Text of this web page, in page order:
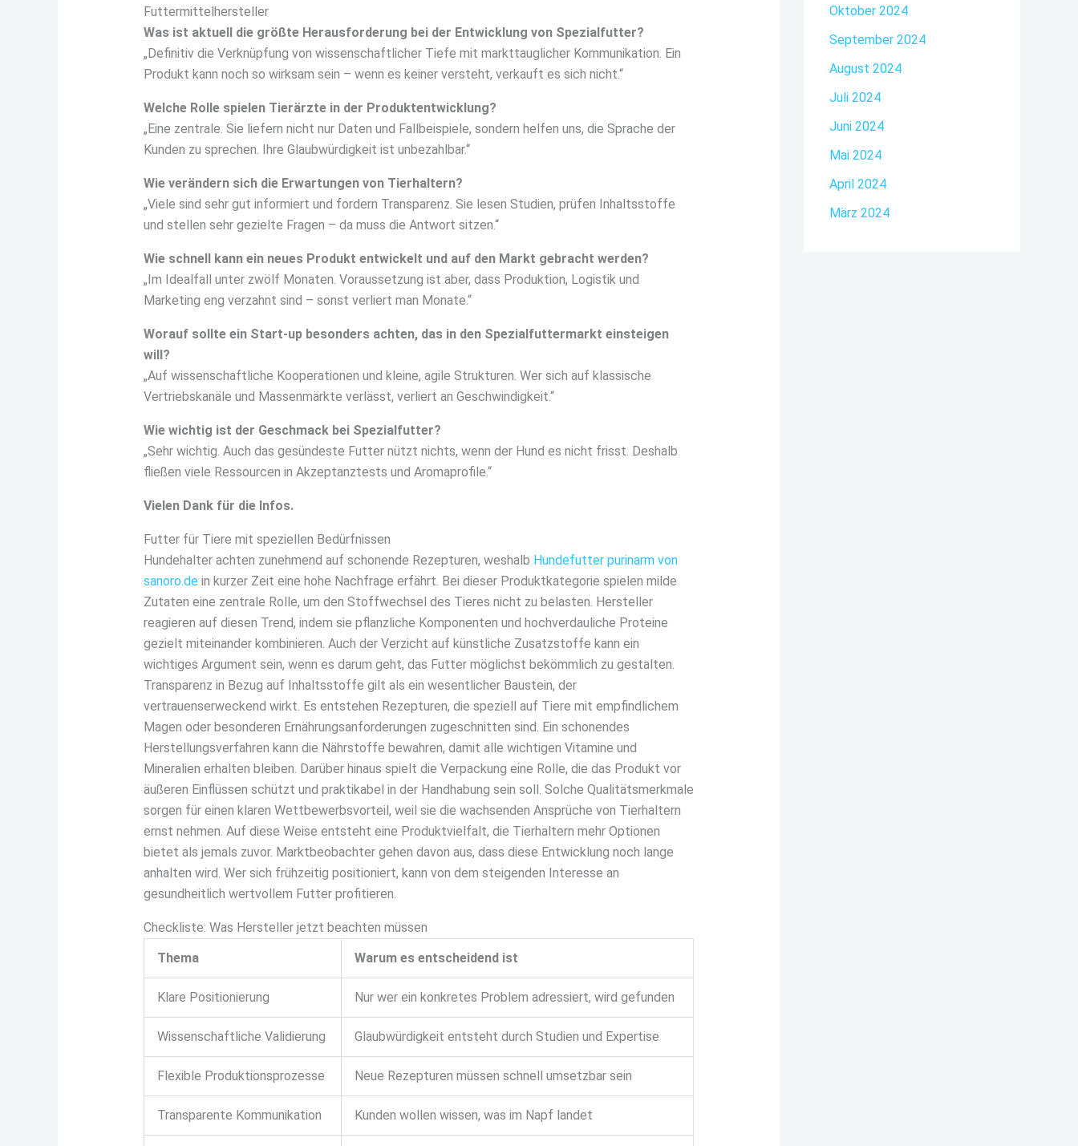
Futtermittelhersteller
Was ist aktuell die größte Herausforderung bei der Entwicklung von Spezialfutter?
„Definitiv die Verknüpfung von wissenschaftlicher Tiefe mit markttauglicher Kommunikation. Ein
Produkt kann noch so wirksam sein – wenn es keiner versteht, verkauft es sich nicht.“
Welche Rolle spielen Tierärzte in der Produktentwicklung?
„Eine zentrale. Sie liefern nicht nur Daten und Fallbeispiele, sondern helfen uns, die Sprache der
Kunden zu sprechen. Ihre Glaubwürdigkeit ist unbezahlbar.“
Wie verändern sich die Erwartungen von Tierhaltern?
„Viele sind sehr gut informiert und fordern Transparenz. Sie lesen Studien, prüfen Inhaltsstoffe
und stellen sehr gezielte Fragen – da muss die Antwort sitzen.“
Wie schnell kann ein neues Produkt entwickelt und auf den Markt gebracht werden?
„Im Idealfall unter zwölf Monaten. Voraussetzung ist aber, dass Produktion, Logistik und
Marketing eng verzahnt sind – sonst verliert man Monate.“
Worauf sollte ein Start-up besonders achten, das in den Spezialfuttermarkt einsteigen
will?
„Auf wissenschaftliche Kooperationen und kleine, agile Strukturen. Wer sich auf klassische
Vertriebskanäle und Massenmärkte verlässt, verliert an Geschwindigkeit.“
Wie wichtig ist der Geschmack bei Spezialfutter?
„Sehr wichtig. Auch das gesündeste Futter nützt nichts, wenn der Hund es nicht frisst. Deshalb
fließen viele Ressourcen in Akzeptanztests und Aromaprofile.“
Vielen Dank für die Infos.
Futter für Tiere mit speziellen Bedürfnissen
Hundehalter achten zunehmend auf schonende Rezepturen, weshalb Hundefutter purinarm von
sanoro.de in kurzer Zeit eine hohe Nachfrage erfährt. Bei dieser Produktkategorie spielen milde
Zutaten eine zentrale Rolle, um den Stoffwechsel des Tieres nicht zu belasten. Hersteller
reagieren auf diesen Trend, indem sie pflanzliche Komponenten und hochverdauliche Proteine
gezielt miteinander kombinieren. Auch der Verzicht auf künstliche Zusatzstoffe kann ein
wichtiges Argument sein, wenn es darum geht, das Futter möglichst bekömmlich zu gestalten.
Transparenz in Bezug auf Inhaltsstoffe gilt als ein wesentlicher Baustein, der
vertrauenserweckend wirkt. Es entstehen Rezepturen, die speziell auf Tiere mit empfindlichem
Magen oder besonderen Ernährungsanforderungen zugeschnitten sind. Ein schonendes
Herstellungsverfahren kann die Nährstoffe bewahren, damit alle wichtigen Vitamine und
Mineralien erhalten bleiben. Darüber hinaus spielt die Verpackung eine Rolle, die das Produkt vor
äußeren Einflüssen schützt und praktikabel in der Handhabung sein soll. Solche Qualitätsmerkmale
sorgen für einen klaren Wettbewerbsvorteil, weil sie die wachsenden Ansprüche von Tierhaltern
ernst nehmen. Auf diese Weise entsteht eine Produktvielfalt, die Tierhaltern mehr Optionen
bietet als jemals zuvor. Marktbeobachter gehen davon aus, dass diese Entwicklung noch lange
anhalten wird. Wer sich frühzeitig positioniert, kann von dem steigenden Interesse an
gesundheitlich wertvollem Futter profitieren.
Checkliste: Was Hersteller jetzt beachten müssen
Thema
Warum es entscheidend ist
Klare Positionierung Nur wer ein konkretes Problem adressiert, wird gefunden
Wissenschaftliche Validierung Glaubwürdigkeit entsteht durch Studien und Expertise
Flexible Produktionsprozesse Neue Rezepturen müssen schnell umsetzbar sein
Transparente Kommunikation Kunden wollen wissen, was im Napf landet
Oktober 2024
September 2024
August 2024
Juli 2024
Juni 2024
Mai 2024
April 2024
März 2024